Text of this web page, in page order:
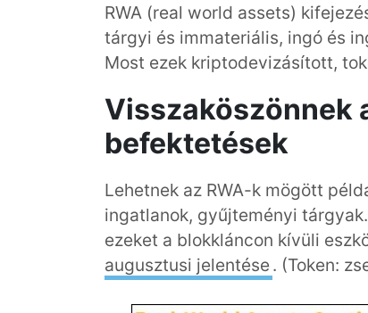
RWA (real world assets)
tárgyi és immateriális, ingó és
Most ezek kriptodevizásított,
Visszaköszönnek
befektetések
Lehetnek az RWA-k mögött
ingatlanok, gyűjteményi
ezeket a blokkláncon kívüli
augusztusi jelentése. (Token: